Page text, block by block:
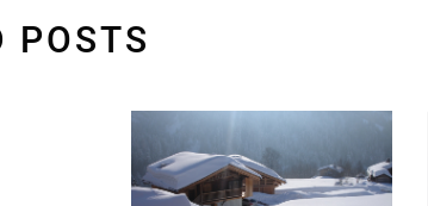
POSTS